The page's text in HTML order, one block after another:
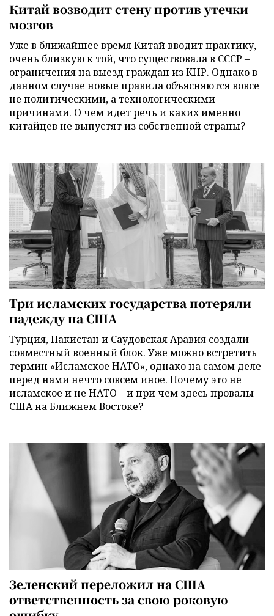
Китай возводит стену против утечки
мозгов
Уже в ближайшее время Китай вводит практику,
очень близкую к той, что существовала в СССР –
ограничения на выезд граждан из КНР. Однако в
данном случае новые правила объясняются вовсе
не политическими, а технологическими
причинами. О чем идет речь и каких именно
китайцев не выпустят из собственной страны?
Три исламских государства потеряли
надежду на США
Турция, Пакистан и Саудовская Аравия создали
совместный военный блок. Уже можно встретить
термин «Исламское НАТО», однако на самом деле
перед нами нечто совсем иное. Почему это не
исламское и не НАТО – и при чем здесь провалы
США на Ближнем Востоке?
Зеленский переложил на США
ответственность за свою роковую